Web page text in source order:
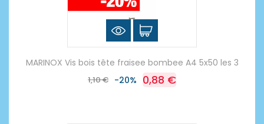
MARINOX Vis bois tête fraisee bombee A4 5x50 les 3
1,10 € -20% 0,88 €